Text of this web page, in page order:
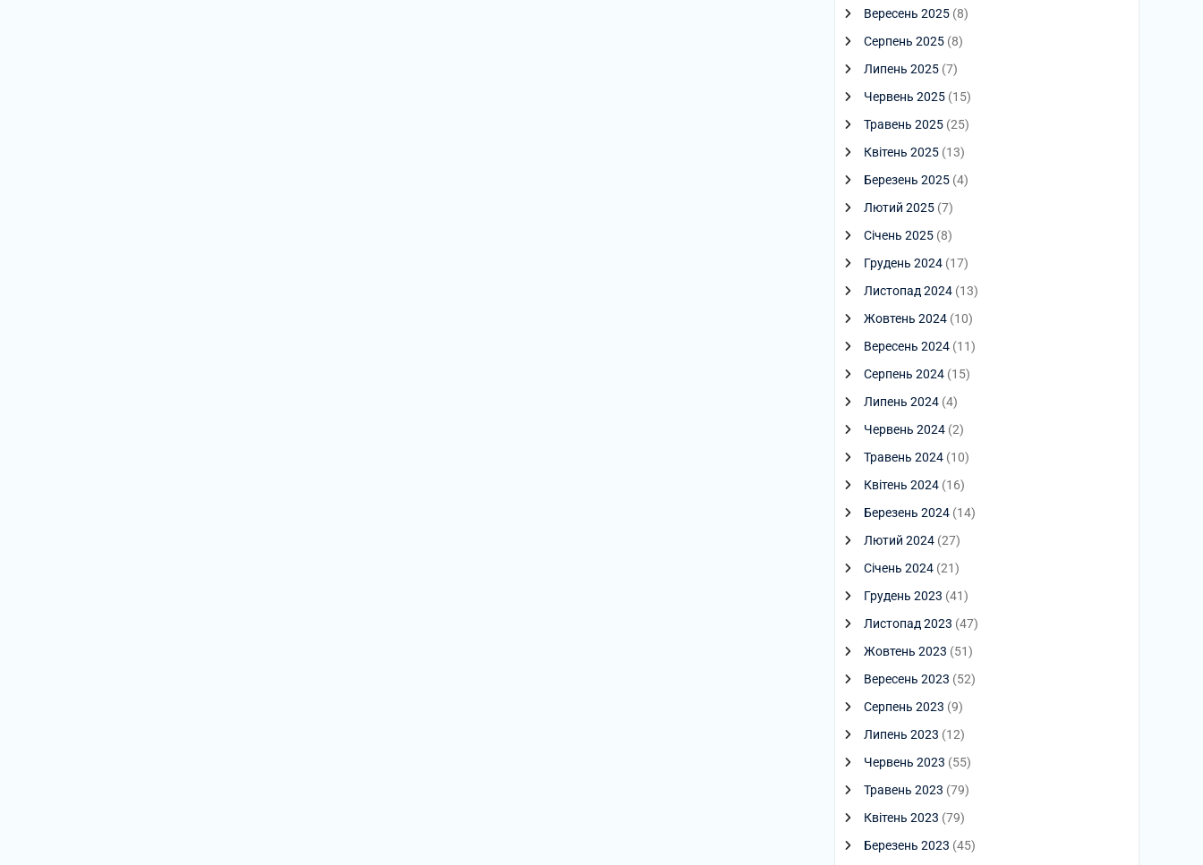
Вересень 2025 (8)
Серпень 2025 (8)
Липень 2025 (7)
Червень 2025 (15)
Травень 2025 (25)
Квітень 2025 (13)
Березень 2025 (4)
Лютий 2025 (7)
Січень 2025 (8)
Грудень 2024 (17)
Листопад 2024 (13)
Жовтень 2024 (10)
Вересень 2024 (11)
Серпень 2024 (15)
Липень 2024 (4)
Червень 2024 (2)
Травень 2024 (10)
Квітень 2024 (16)
Березень 2024 (14)
Лютий 2024 (27)
Січень 2024 (21)
Грудень 2023 (41)
Листопад 2023 (47)
Жовтень 2023 (51)
Вересень 2023 (52)
Серпень 2023 (9)
Липень 2023 (12)
Червень 2023 (55)
Травень 2023 (79)
Квітень 2023 (79)
Березень 2023 (45)